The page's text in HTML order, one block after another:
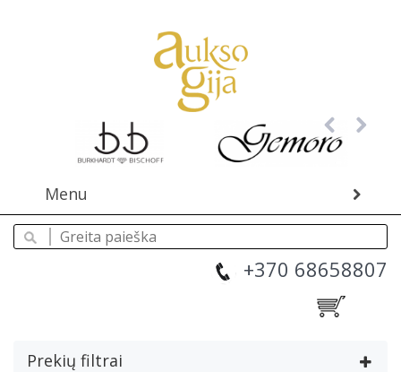
Menu
+370 68658807
Prekių filtrai